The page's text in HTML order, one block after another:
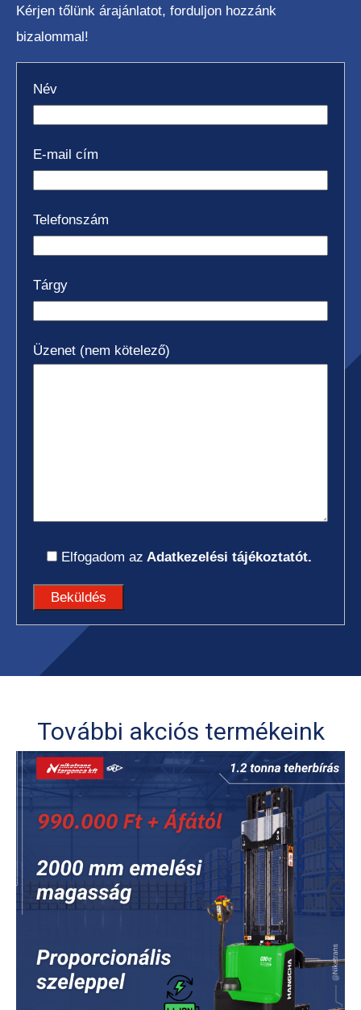
VONTATÓ
HC ÖNJÁRÓ OLLÓS
SZEMÉLYEMELŐ
BÉRELHETŐ TARGONCÁK
HASZNÁLT TARGONCÁK
TARGONCÁK
Kérjen tőlünk árajánlatot, forduljon hozzánk
bizalommal!
Név
E-mail cím
Telefonszám
Tárgy
Üzenet (nem kötelező)
Elfogadom az Adatkezelési tájékoztatót.
További akciós termékeink